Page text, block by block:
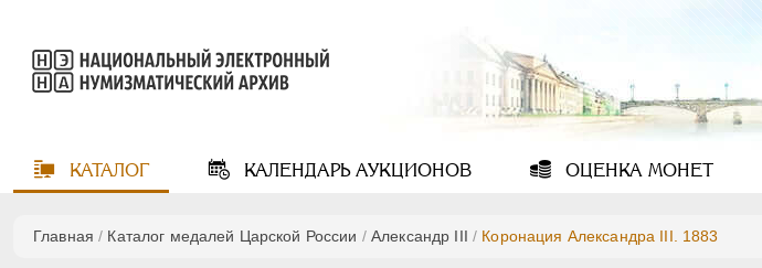
КАТАЛОГ КАЛЕНДАРЬАУКЦИОНОВ ОЦЕНКА МОНЕТ
Главная / Каталог медалей Царской России /Александр III / Коронация Александра III. 1883